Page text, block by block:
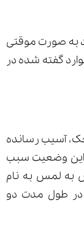
به صورت موقتی
گفته شده در
آسیب رسانده
وضعیت سبب
به لمس به نام
در طول مدت دو